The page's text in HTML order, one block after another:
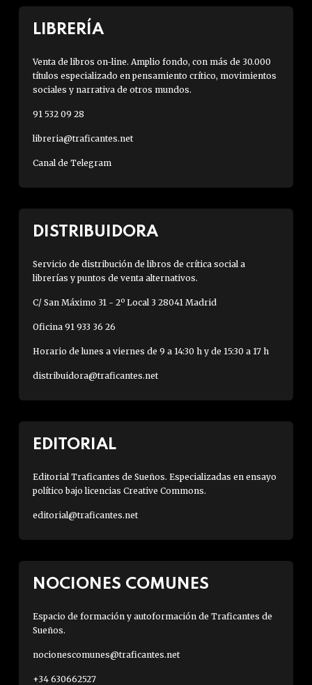
LIBRERÍA
Venta de libros on-line. Amplio fondo, con más de 30.000
títulos especializado en pensamiento crítico, movimientos
sociales y narrativa de otros mundos.
91 532 09 28
libreria@traficantes.net
Canal de Telegram
DISTRIBUIDORA
Servicio de distribución de libros de crítica social a
librerías y puntos de venta alternativos.
C/ San Máximo 31 - 2º Local 3 28041 Madrid
Oficina 91 933 36 26
Horario de lunes a viernes de 9 a 14:30 h y de 15:30 a 17 h
distribuidora@traficantes.net
EDITORIAL
Editorial Traficantes de Sueños. Especializadas en ensayo
político bajo licencias Creative Commons.
editorial@traficantes.net
NOCIONES COMUNES
Espacio de formación y autoformación de Traficantes de
Sueños.
nocionescomunes@traficantes.net
+34 630662527